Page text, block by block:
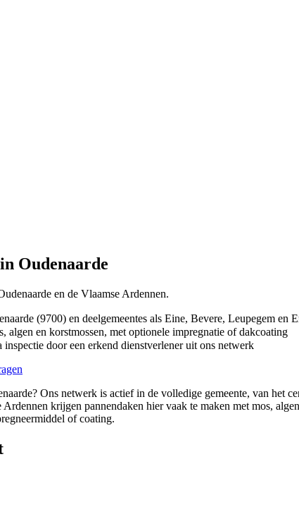
Oudenaarde
en de Vlaamse Ardennen.
(9700) en deelgemeentes als Eine, Bevere, Leupegem en
algen en korstmossen, met optionele impregnatie of dakcoating
door een erkend dienstverlener uit ons netwerk
Ons netwerk is actief in de volledige gemeente, van het
krijgen pannendaken hier vaak te maken met mos,
of coating.